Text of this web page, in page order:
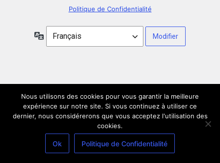
Politique de Confidentialité
Langue
Nous utilisons des cookies pour vous garantir la meilleure
expérience sur notre site. Si vous continuez à utiliser ce
dernier, nous considérerons que vous acceptez l'utilisation des
cookies.
Ok Politique de Confidentialité